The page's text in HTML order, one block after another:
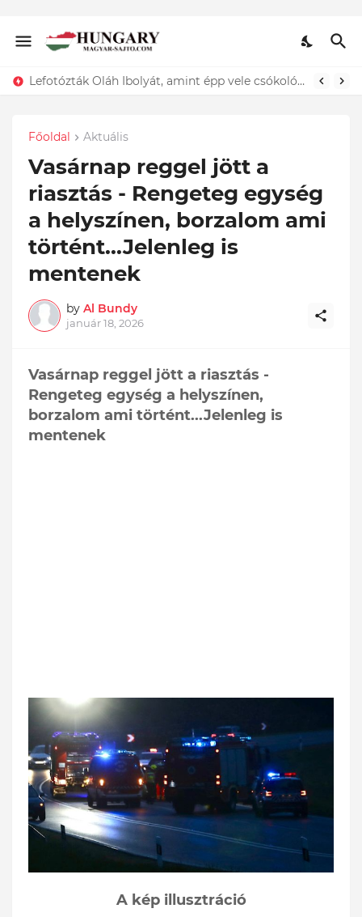
ÍGY búcsúzik szerelmétől! Hadas Kriszta férje EZT tette közzé
Főoldal Aktuális
Vasárnap reggel jött a
riasztás - Rengeteg egység
a helyszínen, borzalom ami
történt...Jelenleg is
mentenek
by Al Bundy
január 18, 2026
Vasárnap reggel jött a riasztás -
Rengeteg egység a helyszínen,
borzalom ami történt...Jelenleg is
mentenek
A kép illusztráció